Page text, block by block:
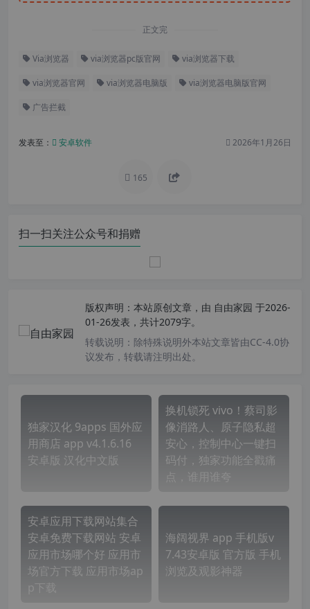
正文完
Via浏览器 via浏览器pc版官网 via浏览器下载
via浏览器官网 via浏览器电脑版 via浏览器电脑版官网
广告拦截
发表至： 安卓软件 2026年1月26日
165
扫一扫关注公众号和捐赠
版权声明： 本站原创文章，由 自由家园 于2026-
01-26发表，共计2079字。
转载说明： 除特殊说明外本站文章皆由CC-4.0协
议发布，转载请注明出处。
独家汉化 9apps 国外应
用商店 app v4.1.6.16
安卓版 汉化中文版
换机锁死 vivo！蔡司影
像消路人、原子隐私超
安心，控制中心一键扫
码付，独家功能全戳痛
点，谁用谁夸
安卓应用下载网站集合
安卓免费下载网站 安卓
应用市场哪个好 应用市
场官方下载 应用市场ap
p下载
海阔视界 app 手机版v
7.43安卓版 官方版 手机
浏览及观影神器